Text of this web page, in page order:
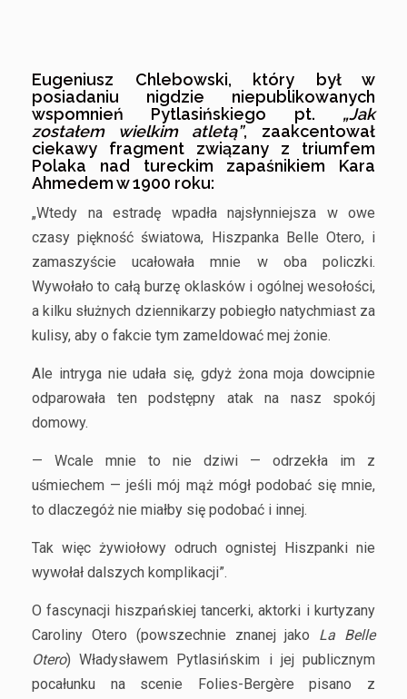
Eugeniusz Chlebowski, który był w
posiadaniu nigdzie niepublikowanych
wspomnień Pytlasińskiego pt. „Jak
zostałem wielkim atletą”, zaakcentował
ciekawy fragment związany z triumfem
Polaka nad tureckim zapaśnikiem Kara
Ahmedem w 1900 roku:
„Wtedy na estradę wpadła najsłynniejsza w owe
czasy piękność światowa, Hiszpanka Belle Otero, i
zamaszyście ucałowała mnie w oba policzki.
Wywołało to całą burzę oklasków i ogólnej wesołości,
a kilku służnych dziennikarzy pobiegło natychmiast za
kulisy, aby o fakcie tym zameldować mej żonie.
Ale intryga nie udała się, gdyż żona moja dowcipnie
odparowała ten podstępny atak na nasz spokój
domowy.
— Wcale mnie to nie dziwi — odrzekła im z
uśmiechem — jeśli mój mąż mógł podobać się mnie,
to dlaczegóż nie miałby się podobać i innej.
Tak więc żywiołowy odruch ognistej Hiszpanki nie
wywołał dalszych komplikacji”.
O fascynacji hiszpańskiej tancerki, aktorki i kurtyzany
Caroliny Otero (powszechnie znanej jako La Belle
Otero) Władysławem Pytlasińskim i jej publicznym
pocałunku na scenie Folies-Bergère pisano z